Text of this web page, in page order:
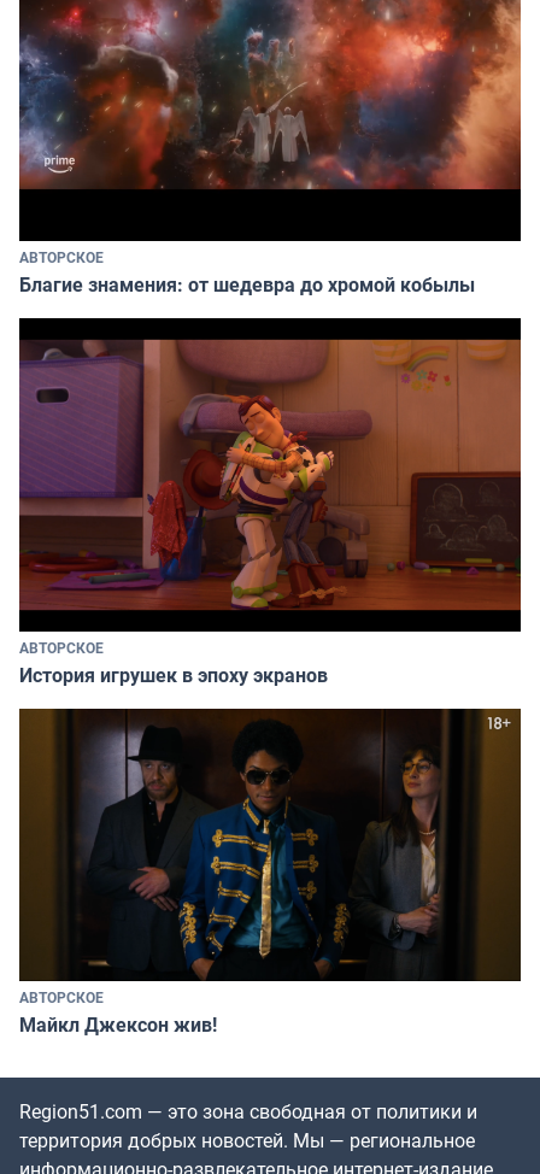
АВТОРСКОЕ
Благие знамения: от шедевра до хромой кобылы
АВТОРСКОЕ
История игрушек в эпоху экранов
АВТОРСКОЕ
Майкл Джексон жив!
Region51.com — это зона свободная от политики и
территория добрых новостей. Мы — региональное